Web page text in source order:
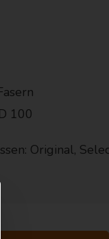
100
Original,
Button wird der